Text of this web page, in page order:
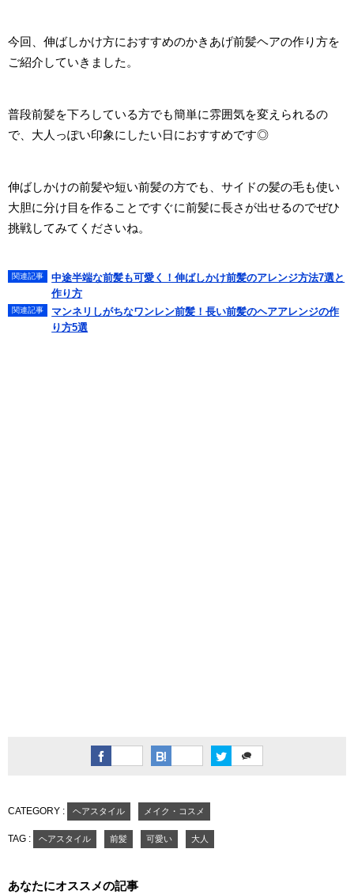
今回、伸ばしかけ方におすすめのかきあげ前髪ヘアの作り方を
ご紹介していきました。
普段前髪を下ろしている方でも簡単に雰囲気を変えられるの
で、大人っぽい印象にしたい日におすすめです◎
伸ばしかけの前髪や短い前髪の方でも、サイドの髪の毛も使い
大胆に分け目を作ることですぐに前髪に長さが出せるのでぜひ
挑戦してみてくださいね。
中途半端な前髪も可愛く！伸ばしかけ前髪のアレンジ方法7選と
作り方
マンネリしがちなワンレン前髪！長い前髪のヘアアレンジの作
り方5選
CATEGORY : ヘアスタイル メイク・コスメ
TAG : ヘアスタイル 前髪 可愛い 大人
あなたにオススメの記事